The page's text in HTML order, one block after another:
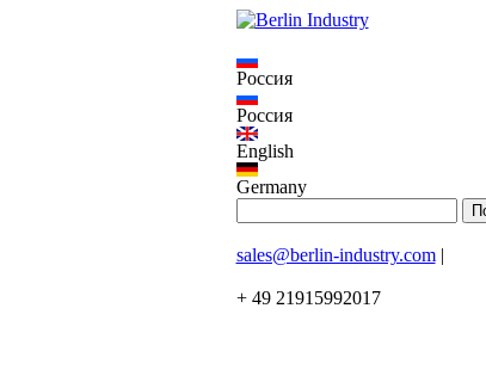
Россия
Россия
English
Germany
sales@berlin-industry.com|
+ 49 21915992017